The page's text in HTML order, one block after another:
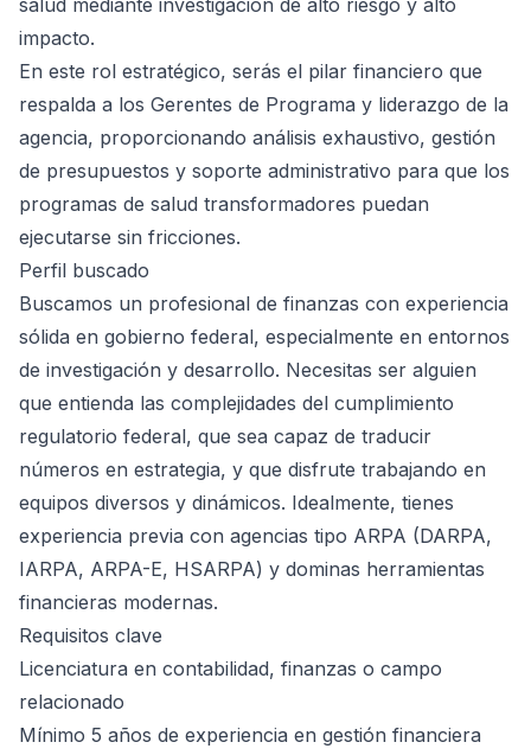
salud mediante investigación de alto riesgo y alto
impacto.
En este rol estratégico, serás el pilar financiero que
respalda a los Gerentes de Programa y liderazgo de la
agencia, proporcionando análisis exhaustivo, gestión
de presupuestos y soporte administrativo para que los
programas de salud transformadores puedan
ejecutarse sin fricciones.
Perfil buscado
Buscamos un profesional de finanzas con experiencia
sólida en gobierno federal, especialmente en entornos
de investigación y desarrollo. Necesitas ser alguien
que entienda las complejidades del cumplimiento
regulatorio federal, que sea capaz de traducir
números en estrategia, y que disfrute trabajando en
equipos diversos y dinámicos. Idealmente, tienes
experiencia previa con agencias tipo ARPA (DARPA,
IARPA, ARPA-E, HSARPA) y dominas herramientas
financieras modernas.
Requisitos clave
Licenciatura en contabilidad, finanzas o campo
relacionado
Mínimo 5 años de experiencia en gestión financiera